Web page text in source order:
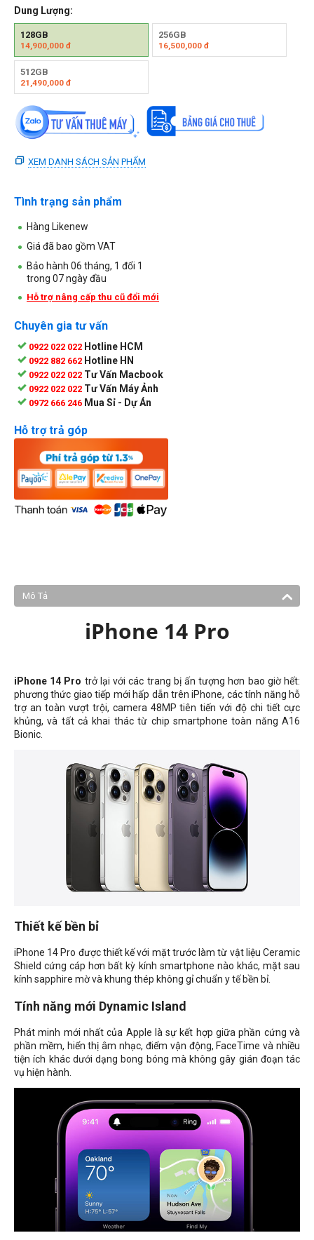
Dung Lượng:
128GB
14,900,000 đ
256GB
16,500,000đ
512GB
21,490,000 đ
XEM DANH SÁCH SẢN PHẨM
Tình trạng sản phẩm
Hàng Likenew
Giá đã bao gồm VAT
Bảo hành 06 tháng, 1 đổi 1
trong 07 ngày đầu
Hỗ trợ nâng cấp thu cũ đổi mới
Chuyên gia tư vấn
0922 022 022 Hotline HCM
0922 882 662 Hotline HN
0922 022 022 Tư Vấn Macbook
0922 022 022 Tư Vấn Máy Ảnh
0972 666 246 Mua Sỉ - Dự Án
Hỗ trợ trả góp
Mô Tả
iPhone 14 Pro
iPhone 14 Pro trở lại với các trang bị ấn tượng hơn bao giờ hết:
phương thức giao tiếp mới hấp dẫn trên iPhone, các tính năng hỗ
trợ an toàn vượt trội, camera 48MP tiên tiến với độ chi tiết cực
khủng, và tất cả khai thác từ chip smartphone toàn năng A16
Bionic.
Thiết kế bền bỉ
iPhone 14 Pro được thiết kế với mặt trước làm từ vật liệu Ceramic
Shield cứng cáp hơn bất kỳ kính smartphone nào khác, mặt sau
kính sapphire mờ và khung thép không gỉ chuẩn y tế bền bỉ.
Tính năng mới Dynamic Island
Phát minh mới nhất của Apple là sự kết hợp giữa phần cứng và
phần mềm, hiển thị âm nhạc, điểm vận động, FaceTime và nhiều
tiện ích khác dưới dạng bong bóng mà không gây gián đoạn tác
vụ hiện hành.